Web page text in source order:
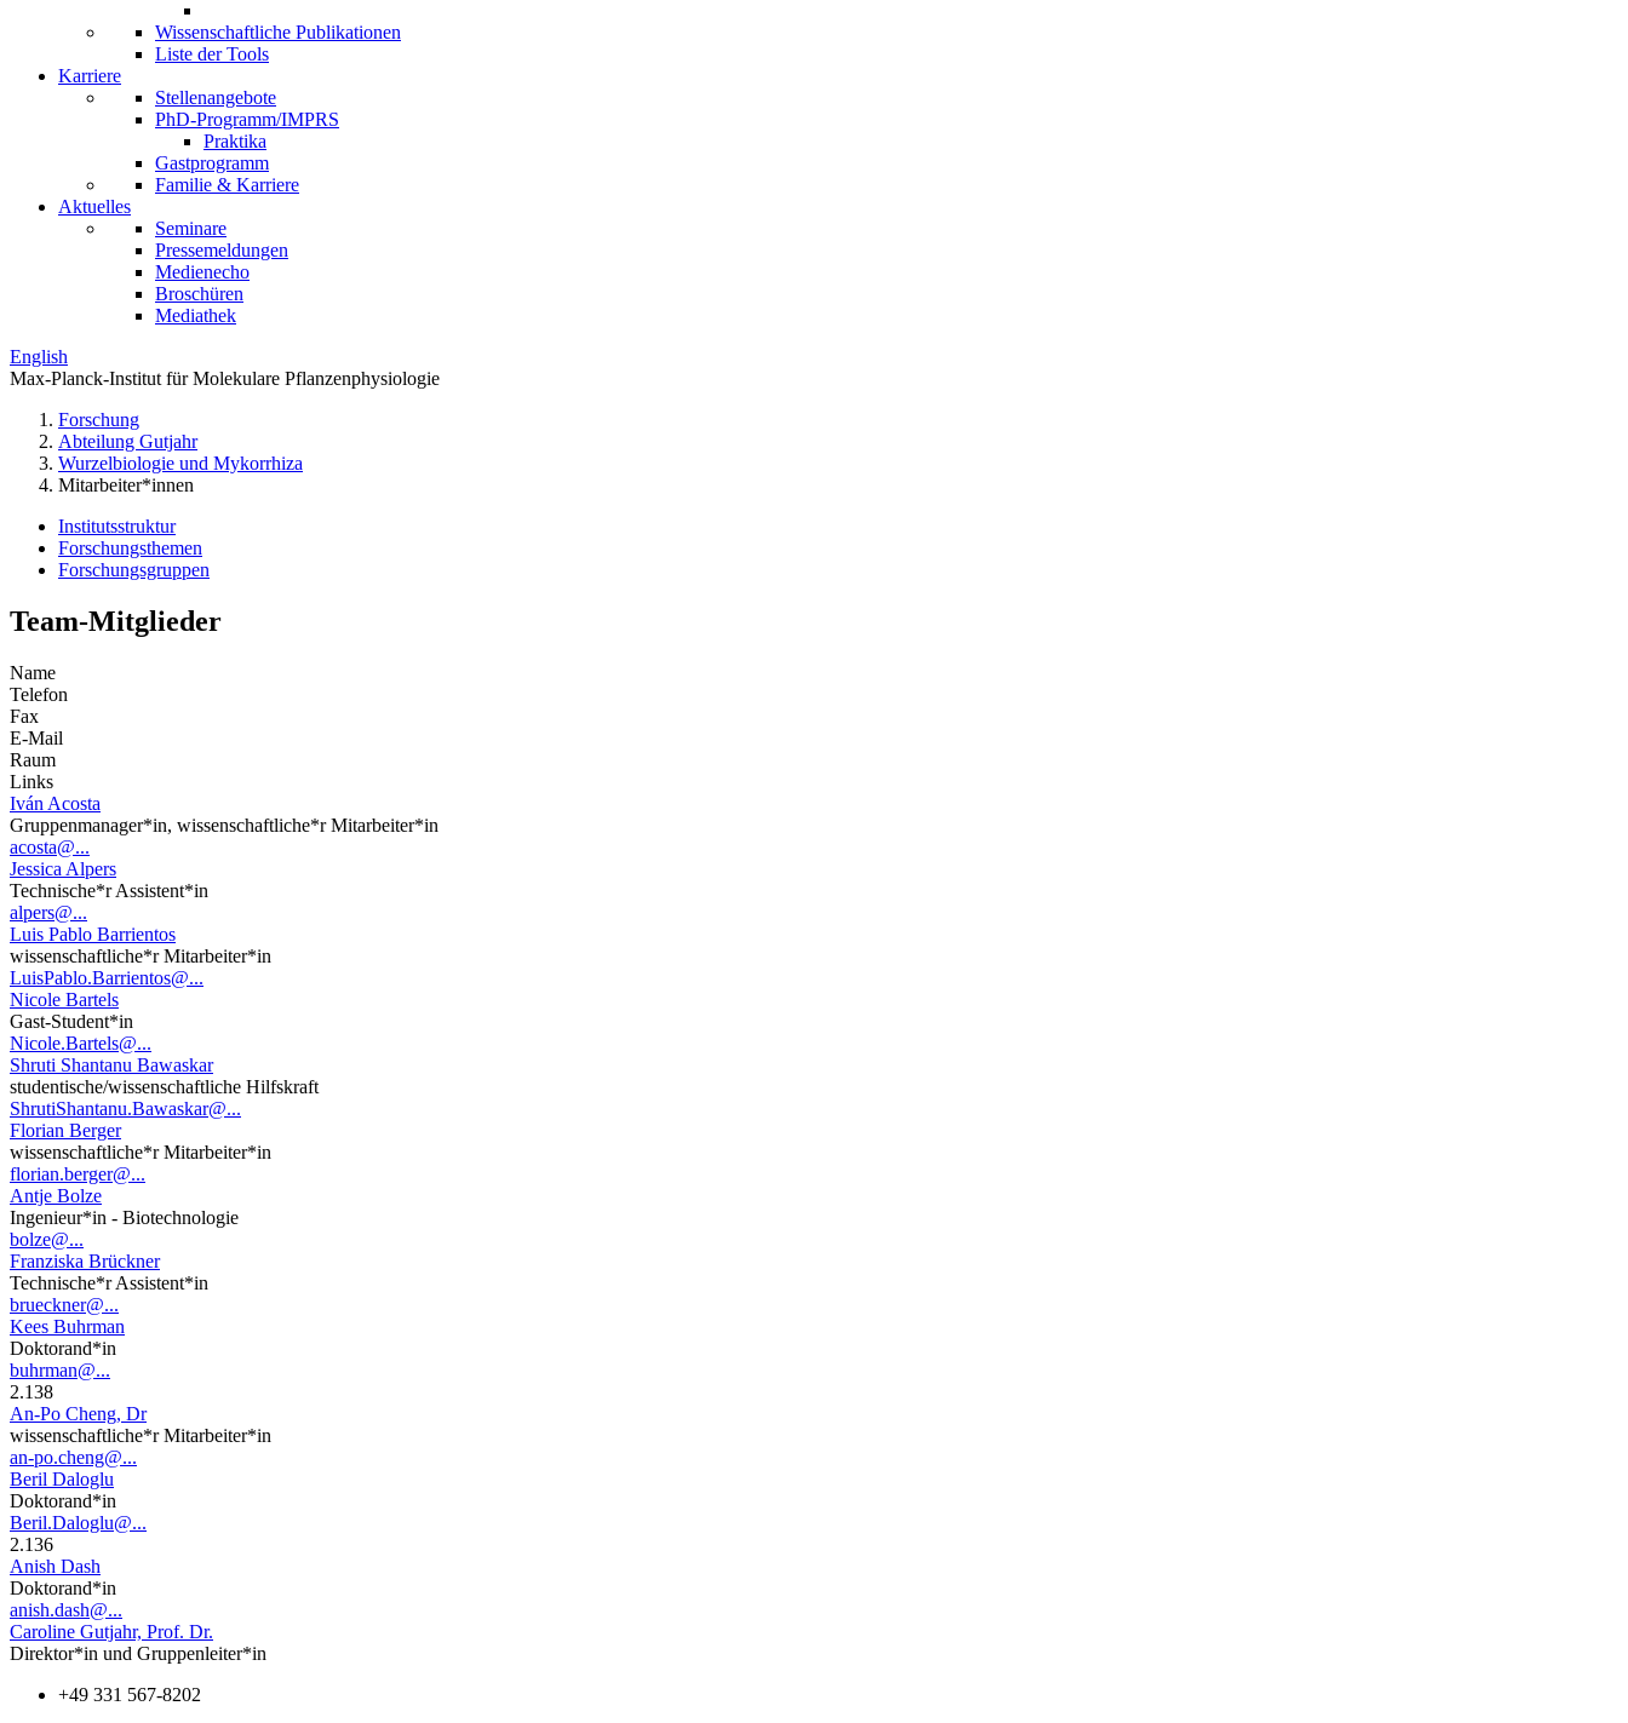
Wissenschaftliche Publikationen
Liste der Tools
Karriere
Stellenangebote
PhD-Programm/IMPRS
Praktika
Gastprogramm
Familie & Karriere
Aktuelles
Seminare
Pressemeldungen
Medienecho
Broschüren
Mediathek
English
Max-Planck-Institut für Molekulare Pflanzenphysiologie
Forschung
Abteilung Gutjahr
Wurzelbiologie und Mykorrhiza
Mitarbeiter*innen
Institutsstruktur
Forschungsthemen
Forschungsgruppen
Team-Mitglieder
Name
Telefon
Fax
E-Mail
Raum
Links
Iván Acosta
Gruppenmanager*in, wissenschaftliche*r Mitarbeiter*in
acosta@...
Jessica Alpers
Technische*r Assistent*in
alpers@...
Luis Pablo Barrientos
wissenschaftliche*r Mitarbeiter*in
LuisPablo.Barrientos@...
Nicole Bartels
Gast-Student*in
Nicole.Bartels@...
Shruti Shantanu Bawaskar
studentische/wissenschaftliche Hilfskraft
ShrutiShantanu.Bawaskar@...
Florian Berger
wissenschaftliche*r Mitarbeiter*in
florian.berger@...
Antje Bolze
Ingenieur*in - Biotechnologie
bolze@...
Franziska Brückner
Technische*r Assistent*in
brueckner@...
Kees Buhrman
Doktorand*in
buhrman@...
2.138
An-Po Cheng, Dr
wissenschaftliche*r Mitarbeiter*in
an-po.cheng@...
Beril Daloglu
Doktorand*in
Beril.Daloglu@...
2.136
Anish Dash
Doktorand*in
anish.dash@...
Caroline Gutjahr, Prof. Dr.
Direktor*in und Gruppenleiter*in
+49 331 567-8202